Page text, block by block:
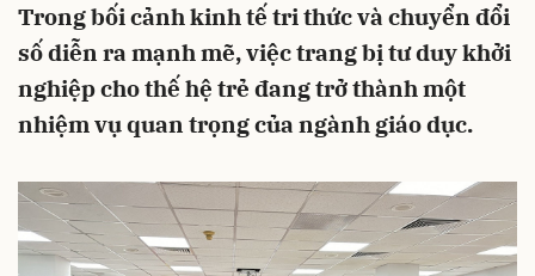
Trong bối cảnh kinh tế tri thức và chuyển đổi
số diễn ra mạnh mẽ, việc trang bị tư duy khởi
nghiệp cho thế hệ trẻ đang trở thành một
nhiệm vụ quan trọng của ngành giáo dục.
Hủy